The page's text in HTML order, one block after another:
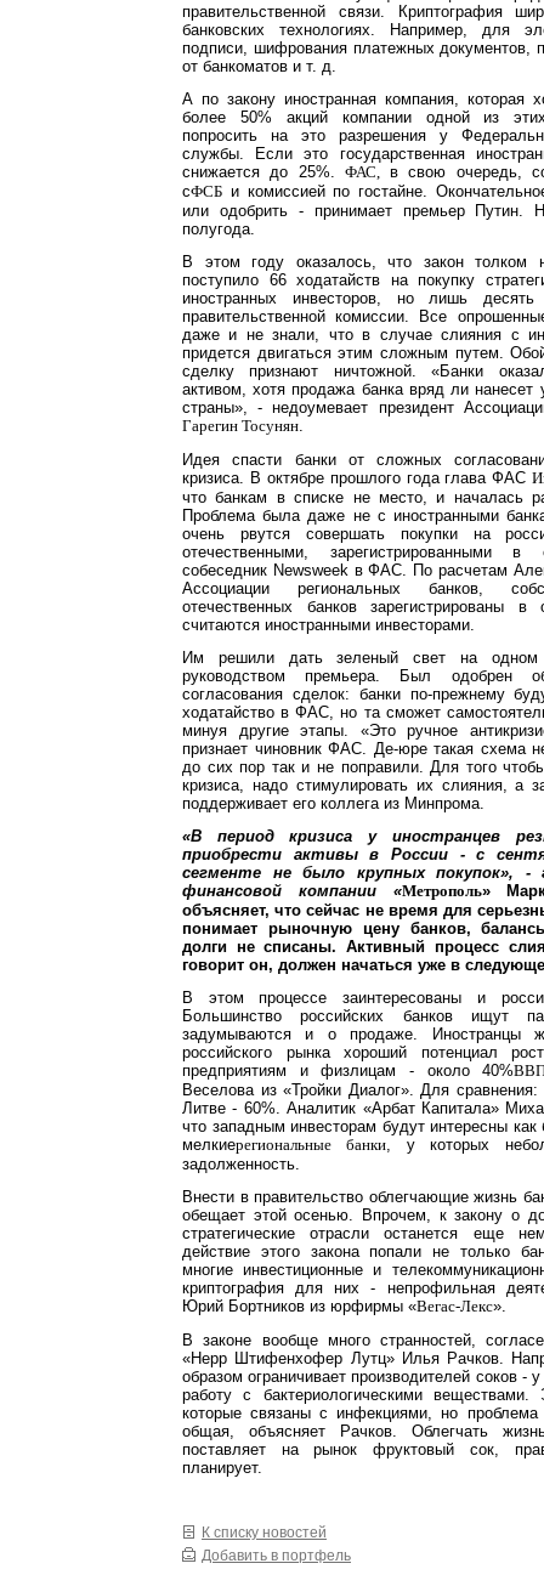
правительственной связи. Криптография
банковских технологиях. Например, для
подписи, шифрования платежных документов,
от банкоматов и т. д.
А по закону иностранная компания, которая
более 50% акций компании одной из
попросить на это разрешения у
службы. Если это государственная
снижается до 25%. ФАС, в свою очередь,
сФСБ и комиссией по гостайне.
или одобрить - принимает премьер Путин.
полугода.
В этом году оказалось, что закон
поступило 66 ходатайств на покупку
иностранных инвесторов, но лишь
правительственной комиссии. Все
даже и не знали, что в случае слияния с
придется двигаться этим сложным путем.
сделку признают ничтожной. «Банки
активом, хотя продажа банка вряд ли нанесет
страны», - недоумевает президент
Гарегин Тосунян.
Идея спасти банки от сложных
кризиса. В октябре прошлого года глава ФАС
что банкам в списке не место, и началась
Проблема была даже не с иностранными
очень рвутся совершать покупки на
отечественными, зарегистрированными
собеседник Newsweek в ФАС. По расчетам
Ассоциации региональных банков,
отечественных банков зарегистрированы
считаются иностранными инвесторами.
Им решили дать зеленый свет на
руководством премьера. Был одобрен
согласования сделок: банки по-прежнему
ходатайство в ФАС, но та сможет
минуя другие этапы. «Это ручное
признает чиновник ФАС. Де-юре такая схема
до сих пор так и не поправили. Для того
кризиса, надо стимулировать их слияния, а
поддерживает его коллега из Минпрома.
«В период кризиса у иностранцев
приобрести активы в России - с
сегменте не было крупных покупок», -
финансовой компании «Метрополь»
объясняет, что сейчас не время для
понимает рыночную цену банков,
долги не списаны. Активный процесс
говорит он, должен начаться уже в
В этом процессе заинтересованы и
Большинство российских банков ищут
задумываются и о продаже. Иностранцы
российского рынка хороший потенциал
предприятиям и физлицам - около 40%
Веселова из «Тройки Диалог». Для
Литве - 60%. Аналитик «Арбат Капитала»
что западным инвесторам будут интересны как
мелкиерегиональные банки, у которых
задолженность.
Внести в правительство облегчающие жизнь
обещает этой осенью. Впрочем, к закону о
стратегические отрасли останется еще
действие этого закона попали не только
многие инвестиционные и
криптография для них - непрофильная
Юрий Бортников из юрфирмы «Вегас-Лекс».
В законе вообще много странностей,
«Нерр Штифенхофер Лутц» Илья Рачков.
образом ограничивает производителей соков -
работу с бактериологическими
которые связаны с инфекциями, но
общая, объясняет Рачков. Облегчать
поставляет на рынок фруктовый сок,
планирует.
К списку новостей
Добавить в портфель